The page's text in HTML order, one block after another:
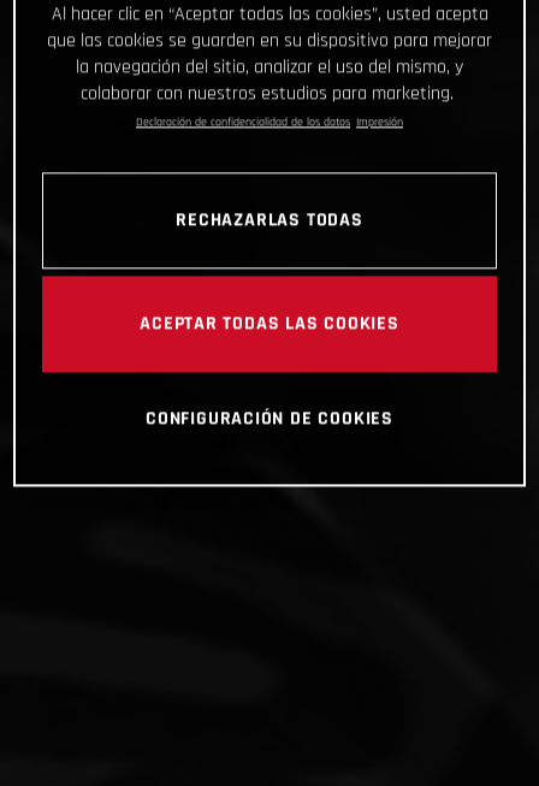
Al hacer clic en “Aceptar todas las cookies”, usted acepta
que las cookies se guarden en su dispositivo para mejorar
la navegación del sitio, analizar el uso del mismo, y
colaborar con nuestros estudios para marketing.
Declaración de confidencialidad de los datos Impresión
RECHAZARLAS TODAS
ACEPTAR TODAS LAS COOKIES
CONFIGURACIÓN DE COOKIES